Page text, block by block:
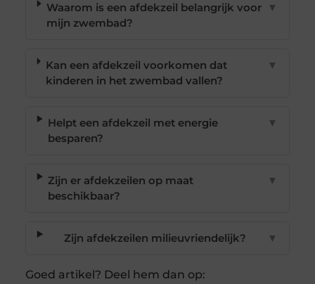
Waarom is een afdekzeil belangrijk voor
mijn zwembad?
▼
Kan een afdekzeil voorkomen dat
kinderen in het zwembad vallen?
▼
Helpt een afdekzeil met energie
besparen?
▼
Zijn er afdekzeilen op maat
beschikbaar?
▼
Zijn afdekzeilen milieuvriendelijk? ▼
Goed artikel? Deel hem dan op: